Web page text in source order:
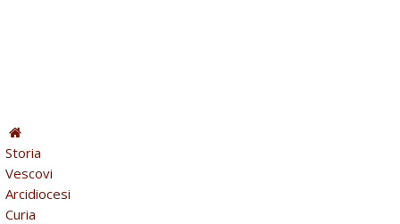
Storia
Vescovi
Arcidiocesi
Curia